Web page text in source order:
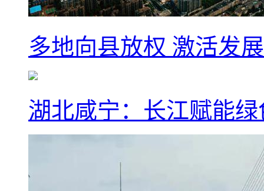
多地向县放权 激活发
湖北咸宁：长江赋能